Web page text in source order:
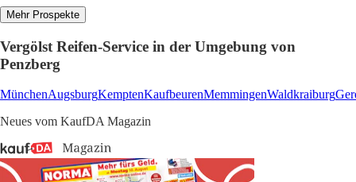
Mehr Prospekte
Vergölst Reifen-Service in der Umgebung von
Penzberg
MünchenAugsburgKemptenKaufbeurenMemmingenWaldkraiburg
Neues vom KaufDA Magazin